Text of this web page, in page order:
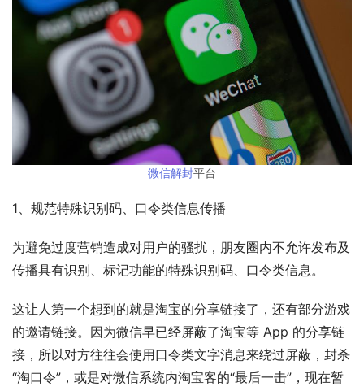
微信解封平台
1、规范特殊识别码、口令类信息传播
为避免过度营销造成对用户的骚扰，朋友圈内不允许发布及
传播具有识别、标记功能的特殊识别码、口令类信息。
这让人第一个想到的就是淘宝的分享链接了，还有部分游戏
的邀请链接。因为微信早已经屏蔽了淘宝等 App 的分享链
接，所以对方往往会使用口令类文字消息来绕过屏蔽，封杀
“淘口令”，或是对微信系统内淘宝客的“最后一击”，现在暂